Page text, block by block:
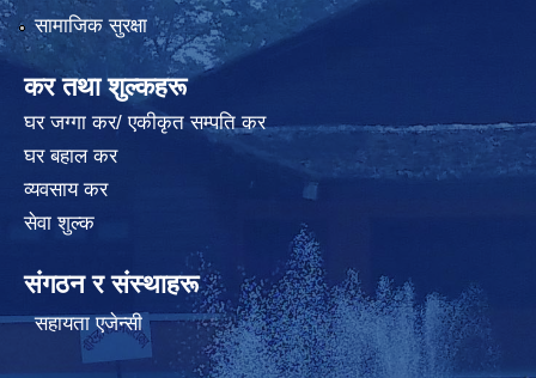
सामाजिक सुरक्षा
कर तथा शुल्कहरू
घर जग्गा कर/ एकीकृत सम्पति कर
घर बहाल कर
व्यवसाय कर
सेवा शुल्क
संगठन र संस्थाहरू
सहायता एजेन्सी